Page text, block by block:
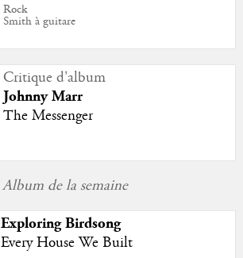
Rock
Smith à guitare
Critique d'album
Johnny Marr
The Messenger
Album de la semaine
Exploring Birdsong
Every House We Built